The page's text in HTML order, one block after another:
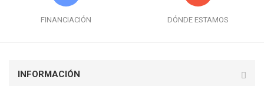
FINANCIACIÓN DÓNDE ESTAMOS
INFORMACIÓN